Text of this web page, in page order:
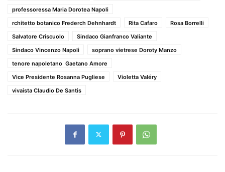
professoressa Maria Dorotea Napoli
rchitetto botanico Frederch Dehnhardt
Rita Cafaro
Rosa Borrelli
Salvatore Criscuolo
Sindaco Gianfranco Valiante
Sindaco Vincenzo Napoli
soprano vietrese Doroty Manzo
tenore napoletano Gaetano Amore
Vice Presidente Rosanna Pugliese
Violetta Valéry
vivaista Claudio De Santis